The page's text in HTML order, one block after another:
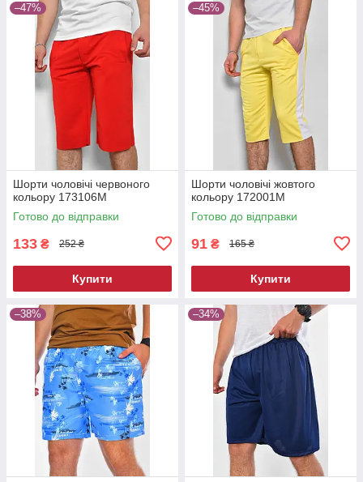
–47%
Шорти чоловічі червоного
кольору 173106M
Готово до відправки
133 ₴ 252 ₴
Купити
–45%
Шорти чоловічі жовтого
кольору 172001M
Готово до відправки
91 ₴ 165 ₴
Купити
–38% –34%